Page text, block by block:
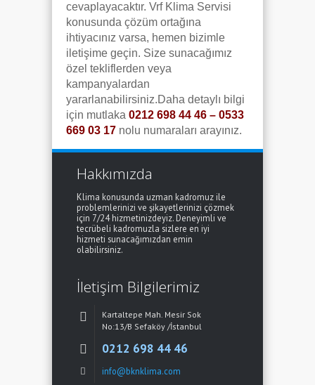
cevaplayacaktır. Vrf Klima Servisi
konusunda çözüm ortağına
ihtiyacınız varsa, hemen bizimle
iletişime geçin. Size sunacağımız
özel tekliflerden veya
kampanyalardan
yararlanabilirsiniz.Daha detaylı bilgi
için mutlaka 0212 698 44 46 – 0533
669 03 17 nolu numaraları arayınız.
Hakkımızda
Klima konusunda uzman kadromuz ile
problemlerinizi ve şikayetlerinizi çözmek
için 7/24 hizmetinizdeyiz. Deneyimli ve
tecrübeli kadromuzla sizlere en iyi
hizmeti sunacağımızdan emin
olabilirsiniz.
İletişim Bilgilerimiz
Kartaltepe Mah. Mesir Sok
No:13/B Sefaköy /İstanbul
0212 698 44 46
info@bknklima.com